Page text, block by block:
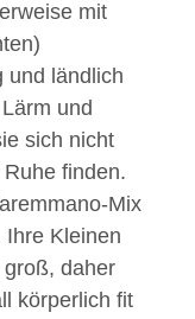
mit
und ländlich
und
sich nicht
finden.
Mix
Ihre Kleinen
daher
körperlich fit